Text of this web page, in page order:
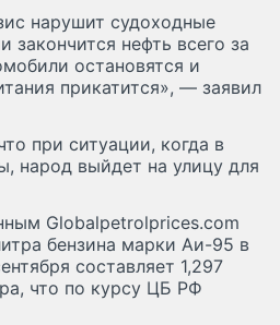
нарушит судоходные
нефть всего за
остановятся и
прикатится», — заявил
при ситуации, когда в
народ выйдет на улицу для
Globalpetrolprices.com
бензина марки Аи-95 в
составляет 1,297
что по курсу ЦБ РФ